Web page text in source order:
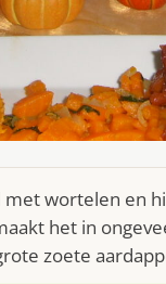
wortelen en
het in
zoete